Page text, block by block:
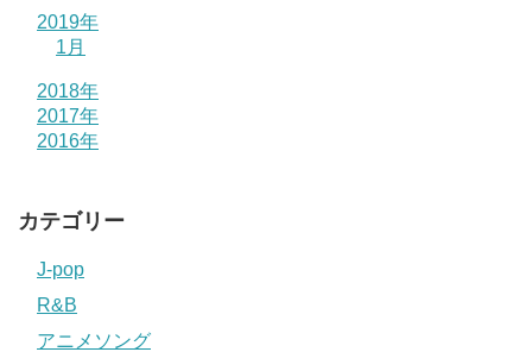
2019年
1月
2018年
2017年
2016年
カテゴリー
J-pop
R&B
アニメソング